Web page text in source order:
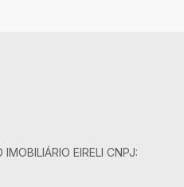
EIRELI CNPJ: